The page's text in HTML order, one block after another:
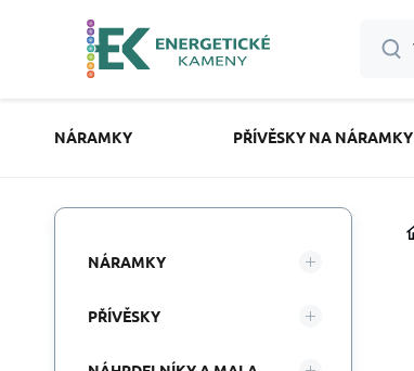
NÁRAMKY PŘÍVĚSKY NA NÁRAMKY
NÁRAMKY
PŘÍVĚSKY